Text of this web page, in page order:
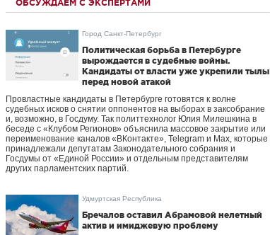
ОБСУЖДАЕМ С ЭКСПЕРТАМИ
Город Санкт-Петербург
Политическая борьба в Петербурге
вырождается в судебные войны.
Кандидаты от власти уже укрепили тылы
перед новой атакой
Провластные кандидаты в Петербурге готовятся к волне
судебных исков о снятии оппонентов на выборах в заксобрание
и, возможно, в Госдуму. Так политтехнолог Юлия Милешкина в
беседе с «Клубом Регионов» объяснила массовое закрытие или
переименование каналов «ВКонтакте», Telegram и Max, которые
принадлежали депутатам Законодательного собрания и
Госдумы от «Единой России» и отдельным представителям
других парламентских партий.
Удмуртская Республика
Бречалов оставил Абрамовой нелетный
актив и имиджевую проблему